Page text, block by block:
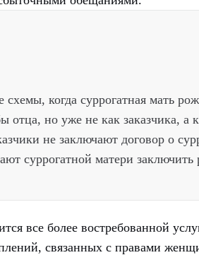
когда суррогатная мать
отца, но уже не как заказчика, а
не заключают договор о
суррогатной матери заключить
все более востребованной
связанных с правами